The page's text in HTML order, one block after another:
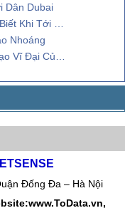
Dân Dubai
Tới Dubai
Nhoáng
Của Dubai
Đống Đa – Hà Nội